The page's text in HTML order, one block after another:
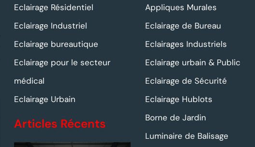
Eclairage Résidentiel
Eclairage Industriel
Eclairage bureautique
Eclairage pour le secteur
médical
Eclairage Urbain
Articles Récents
Appliques Murales
Eclairage de Bureau
Eclairages Industriels
Eclairage urbain & Public
Eclairage de Sécurité
Eclairage Hublots
Borne de Jardin
Luminaire de Balisage